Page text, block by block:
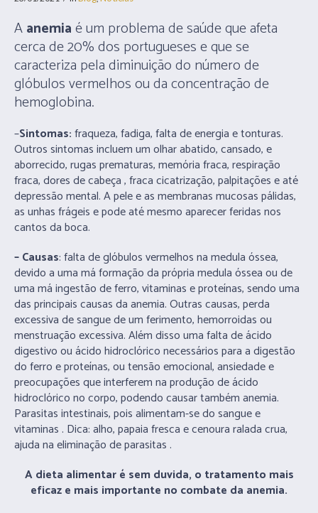
Aanemiaé um problema de saúde que afeta
cerca de 20% dos portugueses e que se
caracteriza pela diminuição do número de
glóbulos vermelhos ou da concentração de
hemoglobina.
–Sintomas:fraqueza, fadiga, falta de energia e tonturas.
Outros sintomas incluem um olhar abatido, cansado, e
aborrecido, rugas prematuras, memória fraca, respiração
fraca, dores de cabeça , fraca cicatrização, palpitações e até
depressão mental. A pele e as membranas mucosas pálidas,
as unhas frágeis e pode até mesmo aparecer feridas nos
cantos da boca.
– Causas: falta de glóbulos vermelhos na medula óssea,
devido a uma má formação da própria medula óssea ou de
uma má ingestão de ferro, vitaminas e proteínas, sendo uma
das principais causas da anemia. Outras causas, perda
excessiva de sangue de um ferimento, hemorroidas ou
menstruação excessiva. Além disso uma falta de ácido
digestivo ou ácido hidroclórico necessários para a digestão
do ferro e proteínas, ou tensão emocional, ansiedade e
preocupações que interferem na produção de ácido
hidroclórico no corpo, podendo causar também anemia.
Parasitas intestinais, pois alimentam-se do sangue e
vitaminas . Dica: alho, papaia fresca e cenoura ralada crua,
ajuda na eliminação de parasitas .
A dieta alimentar é sem duvida, o tratamento mais
eficaz e mais importante no combate da anemia.